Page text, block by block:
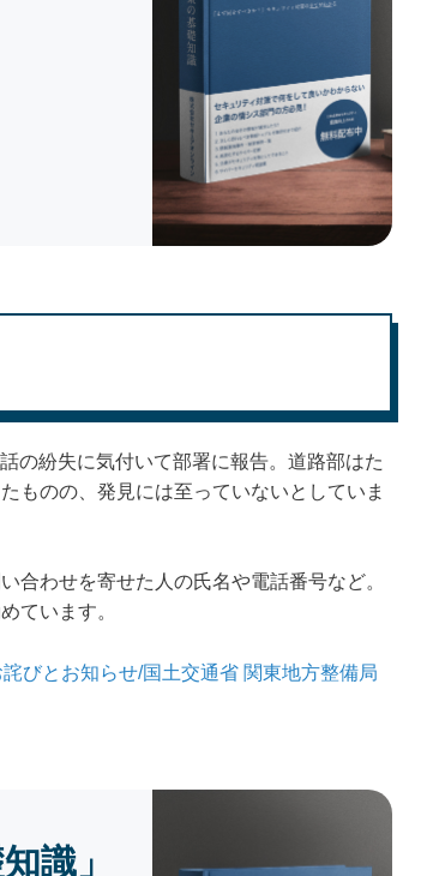
の紛失に気付いて部署に報告。道路部はた
ものの、発見には至っていないとしていま
合わせを寄せた人の氏名や電話番号など。
ています。
びとお知らせ/国土交通省 関東地方整備局
識」